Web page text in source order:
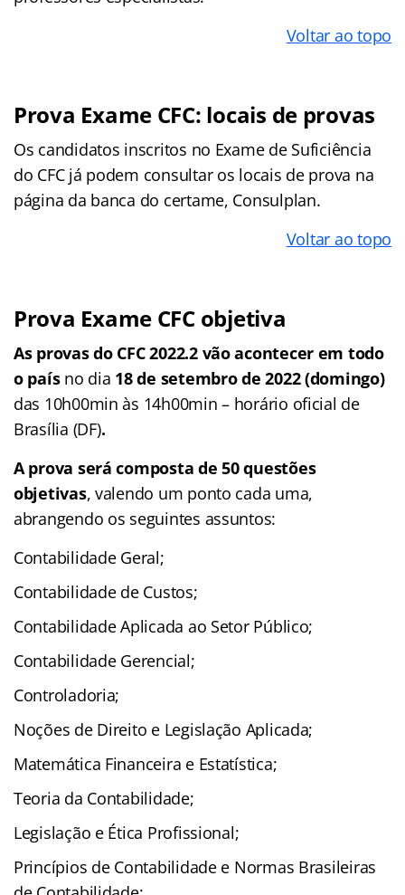
Voltar ao topo
Prova Exame CFC: locais de provas
Os candidatos inscritos no Exame de Suficiência
do CFC já podem consultar os locais de prova na
página da banca do certame, Consulplan.
Voltar ao topo
Prova Exame CFC objetiva
As provas do CFC 2022.2 vão acontecer em todo
o país no dia 18 de setembro de 2022 (domingo)
das 10h00min às 14h00min – horário oficial de
Brasília (DF).
A prova será composta de 50 questões
objetivas, valendo um ponto cada uma,
abrangendo os seguintes assuntos:
Contabilidade Geral;
Contabilidade de Custos;
Contabilidade Aplicada ao Setor Público;
Contabilidade Gerencial;
Controladoria;
Noções de Direito e Legislação Aplicada;
Matemática Financeira e Estatística;
Teoria da Contabilidade;
Legislação e Ética Profissional;
Princípios de Contabilidade e Normas Brasileiras